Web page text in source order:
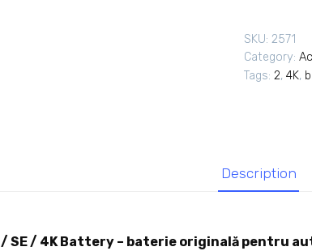
SKU: 2571
Category:
Tags: 2, 4K,
Description
/ SE / 4K Battery – baterie originală pentru